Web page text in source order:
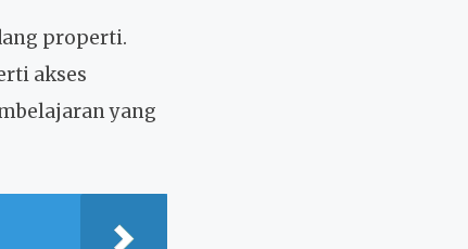
properti.
akses
yang